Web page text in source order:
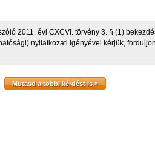
2011. évi CXCVI. törvény 3. § (1)
nyilatkozati igényével kérjük,